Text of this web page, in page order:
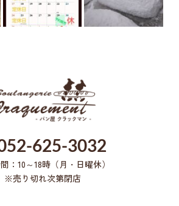
625-3032
：10～18時（月・日曜休）
※売り切れ次第閉店